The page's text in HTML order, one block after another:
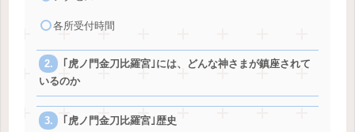
各所受付時間
｢虎ノ門金刀比羅宮｣には、どんな神さまが鎮座されて
いるのか
｢虎ノ門金刀比羅宮｣歴史